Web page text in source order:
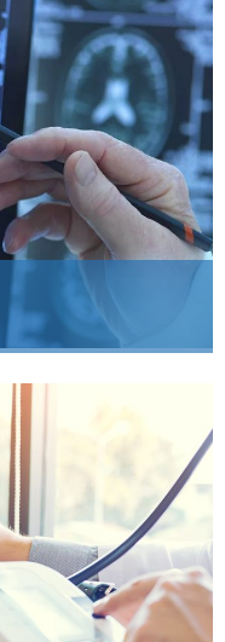
务
进展